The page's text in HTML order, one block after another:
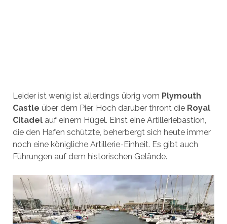
Leider ist wenig ist allerdings übrig vom Plymouth
Castle über dem Pier. Hoch darüber thront die Royal
Citadelauf einem Hügel. Einst eine Artilleriebastion,
die den Hafen schützte, beherbergt sich heute immer
noch eine königliche Artillerie-Einheit. Es gibt auch
Führungen auf dem historischen Gelände.